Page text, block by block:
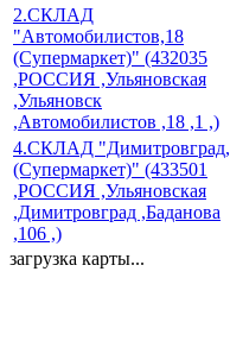
2.СКЛАД
"Автомобилистов,18
(Супермаркет)" (432035
,РОССИЯ ,Ульяновская
,Ульяновск
,Автомобилистов ,18 ,1 ,)
4.СКЛАД "Димитровград,
(Супермаркет)" (433501
,РОССИЯ ,Ульяновская
,Димитровград ,Баданова
,106 ,)
загрузка карты...